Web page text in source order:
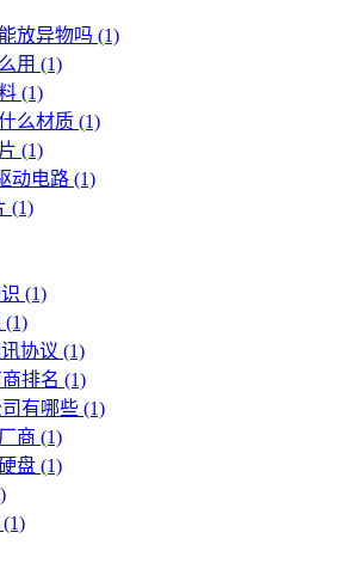
放异物吗 (1)
用 (1)
(1)
么材质 (1)
(1)
动电路 (1)
(1)
(1)
(1)
协议 (1)
排名 (1)
司有哪些 (1)
商 (1)
盘 (1)
(1)